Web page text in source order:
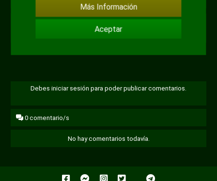
Debes iniciar sesión para poder publicar comentarios.
0 comentario/s
No hay comentarios todavía.
Más Información
Aceptar